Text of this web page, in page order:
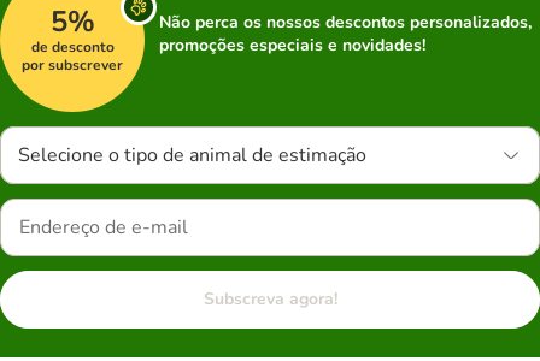
5%
de desconto
por subscrever
Não perca os nossos descontos personalizados,
promoções especiais e novidades!
Selecione o tipo de animal de estimação
Subscreva agora!